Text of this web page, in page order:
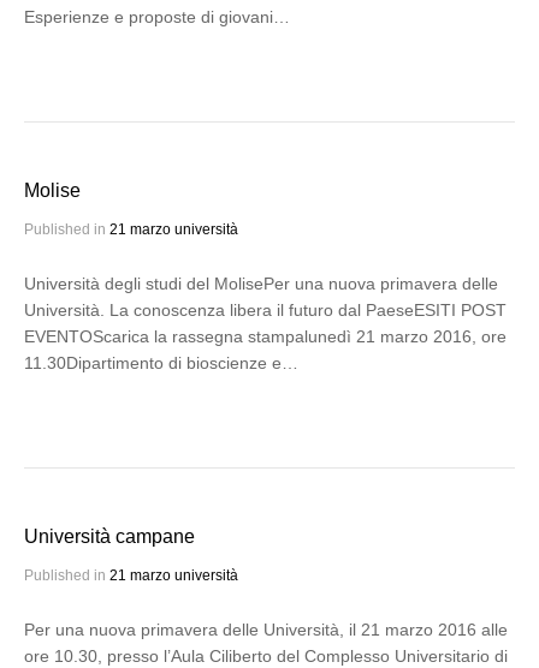
Esperienze e proposte di giovani…
Molise
Published in 21 marzo università
Università degli studi del MolisePer una nuova primavera delle
Università. La conoscenza libera il futuro dal PaeseESITI POST
EVENTOScarica la rassegna stampalunedì 21 marzo 2016, ore
11.30Dipartimento di bioscienze e…
Università campane
Published in 21 marzo università
Per una nuova primavera delle Università, il 21 marzo 2016 alle
ore 10.30, presso l’Aula Ciliberto del Complesso Universitario di